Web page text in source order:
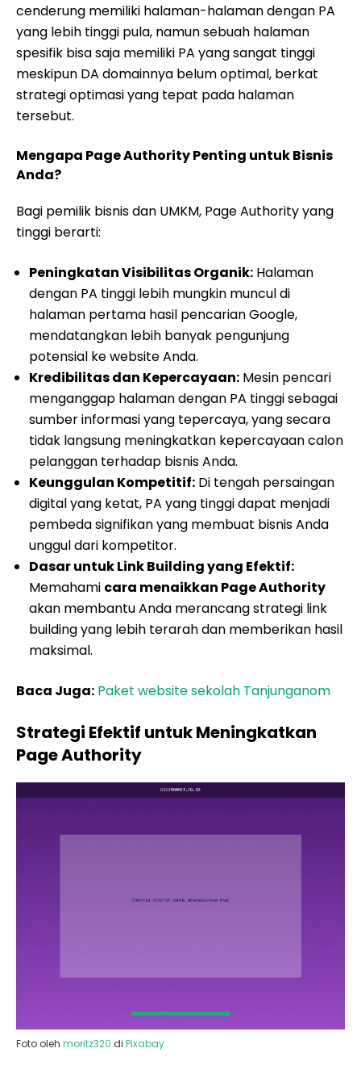
cenderung memiliki halaman-halaman dengan PA
yang lebih tinggi pula, namun sebuah halaman
spesifik bisa saja memiliki PA yang sangat tinggi
meskipun DA domainnya belum optimal, berkat
strategi optimasi yang tepat pada halaman
tersebut.
Mengapa Page Authority Penting untuk Bisnis
Anda?
Bagi pemilik bisnis dan UMKM, Page Authority yang
tinggi berarti:
Peningkatan Visibilitas Organik: Halaman
dengan PA tinggi lebih mungkin muncul di
halaman pertama hasil pencarian Google,
mendatangkan lebih banyak pengunjung
potensial ke website Anda.
Kredibilitas dan Kepercayaan: Mesin pencari
menganggap halaman dengan PA tinggi sebagai
sumber informasi yang tepercaya, yang secara
tidak langsung meningkatkan kepercayaan calon
pelanggan terhadap bisnis Anda.
Keunggulan Kompetitif: Di tengah persaingan
digital yang ketat, PA yang tinggi dapat menjadi
pembeda signifikan yang membuat bisnis Anda
unggul dari kompetitor.
Dasar untuk Link Building yang Efektif:
Memahami cara menaikkan Page Authority
akan membantu Anda merancang strategi link
building yang lebih terarah dan memberikan hasil
maksimal.
Baca Juga: Paket website sekolah Tanjunganom
Strategi Efektif untuk Meningkatkan
Page Authority
Foto oleh moritz320 di Pixabay